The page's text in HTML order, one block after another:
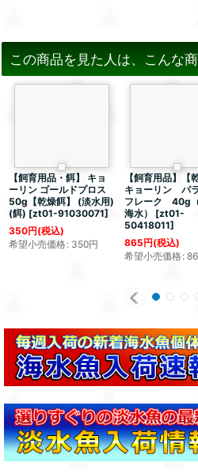
この商品を見た人は、こんな
【飼育用品・餌】 キョ
ーリン ゴールドプロス
50g【乾燥餌】 (淡水用)
(餌) [zt01-91030071]
350円(税込)
希望小売価格: 350円
【飼育用品】【
キョーリン パ
フレーク 40g（
海水）
[zt01-
50418011]
865円(税込)
希望小売価格: